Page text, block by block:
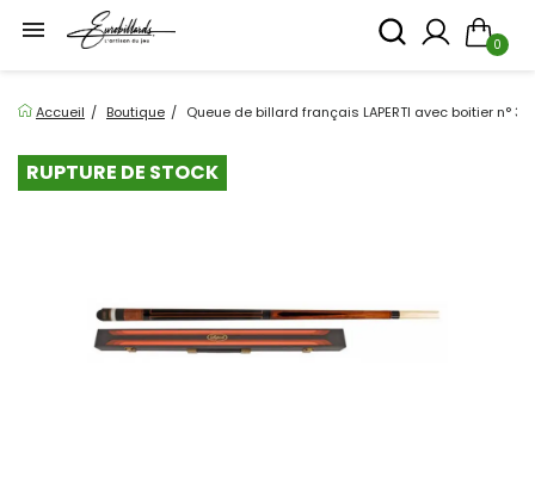

0
Accueil Boutique Queue de billard français LAPERTI avec boitier n° 3
RUPTURE DE STOCK